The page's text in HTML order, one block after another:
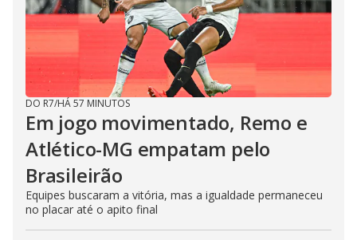
DO R7/HÁ 57 MINUTOS
Em jogo movimentado, Remo e
Atlético-MG empatam pelo
Brasileirão
Equipes buscaram a vitória, mas a igualdade permaneceu
no placar até o apito final